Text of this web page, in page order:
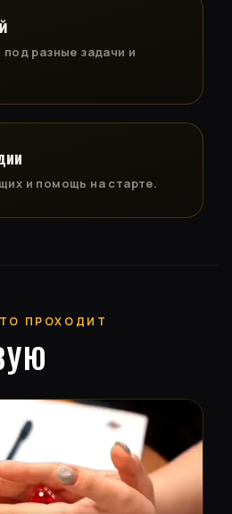
разные задачи и
и помощь на старте.
ПРОХОДИТ